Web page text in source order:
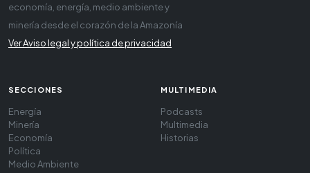
economía, energía, medio ambiente y
minería desde el corazón de la Amazonía
Ver Aviso legal y política de privacidad
SECCIONES
Energía
Minería
Economía
Política
Medio Ambiente
MULTIMEDIA
Podcasts
Multimedia
Historias